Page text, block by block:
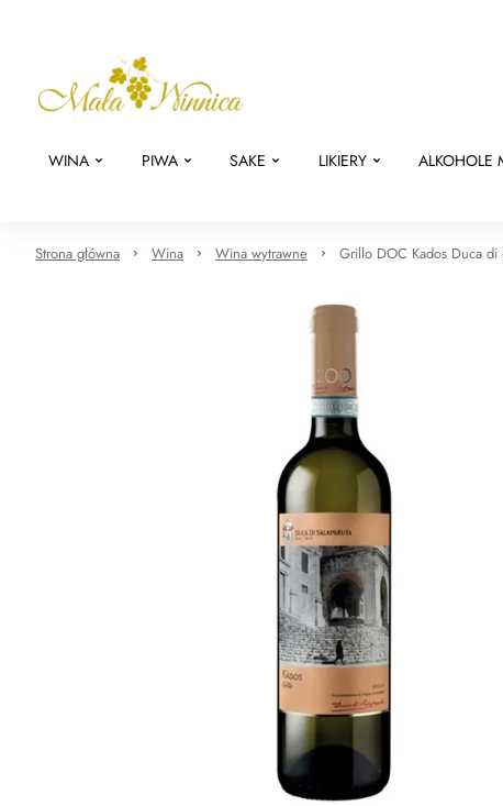
WINA PIWA SAKE LIKIERY ALKOHOLE
Strona główna Wina Wina wytrawne Grillo DOC Kados Duca di